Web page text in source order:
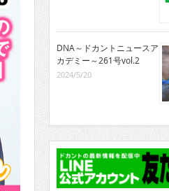
DNA～ドカントニュースア
カデミー～261号vol.2
2024/5/20